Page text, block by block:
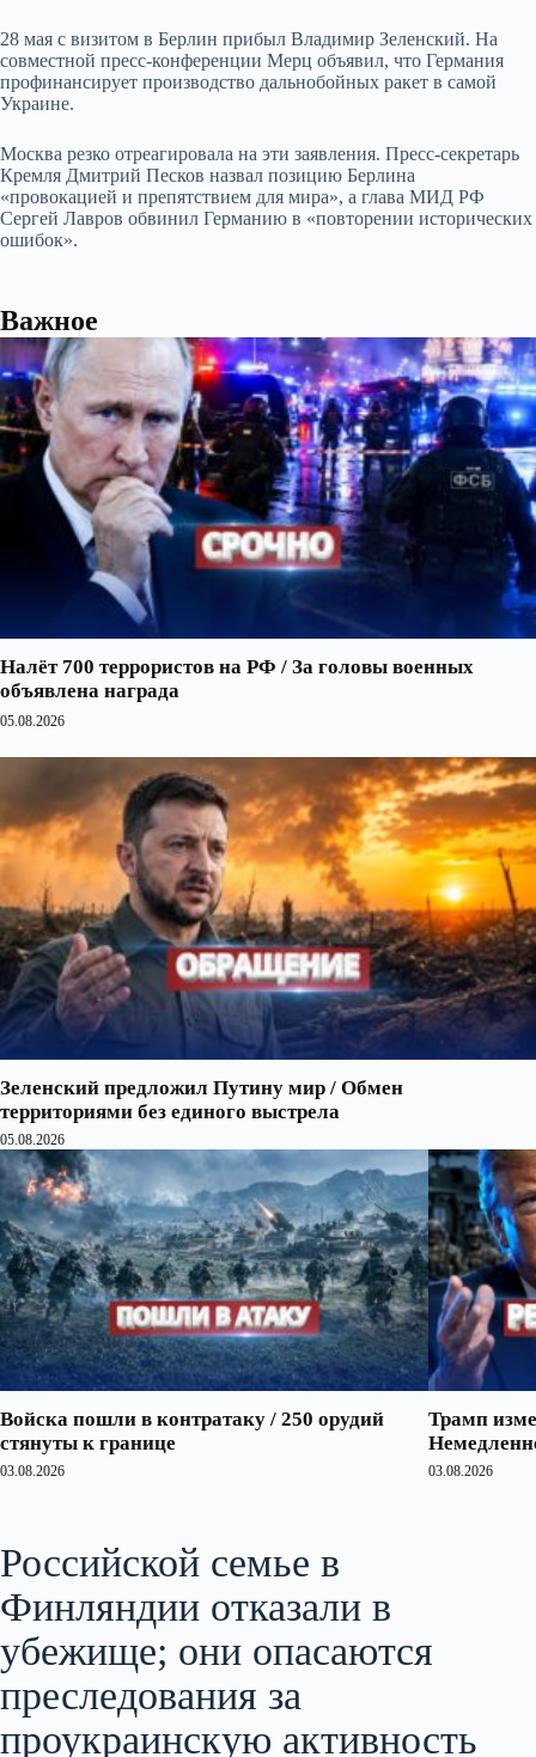
28 мая с визитом в Берлин прибыл Владимир Зеленский. На
совместной пресс-конференции Мерц объявил, что Германия
профинансирует производство дальнобойных ракет в самой
Украине.
Москва резко отреагировала на эти заявления. Пресс-секретарь
Кремля Дмитрий Песков назвал позицию Берлина
«провокацией и препятствием для мира», а глава МИД РФ
Сергей Лавров обвинил Германию в «повторении исторических
ошибок».
Важное
Налёт 700 террористов на РФ / За головы военных
объявлена награда
05.08.2026
Зеленский предложил Путину мир / Обмен
территориями без единого выстрела
05.08.2026
Войска пошли в контратаку / 250 орудий
стянуты к границе
03.08.2026
Трамп
03.08.2026
Российской семье в
Финляндии отказали в
убежище; они опасаются
преследования за
проукраинскую активность